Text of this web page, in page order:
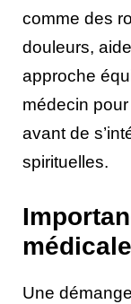
comme des
douleurs,
approche
médecin
avant de
spirituelles.
médicale
Une